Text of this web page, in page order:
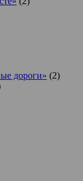
дороги» (2)